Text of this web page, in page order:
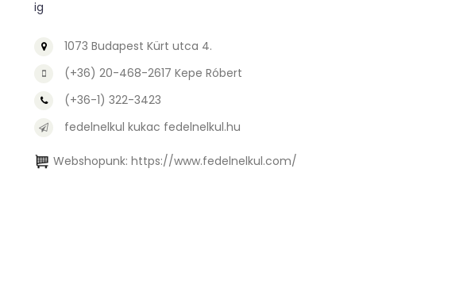
ig
1073 Budapest Kürt utca 4.
(+36) 20-468-2617 Kepe Róbert
(+36-1) 322-3423
fedelnelkul kukac fedelnelkul.hu
Webshopunk: https://www.fedelnelkul.com/